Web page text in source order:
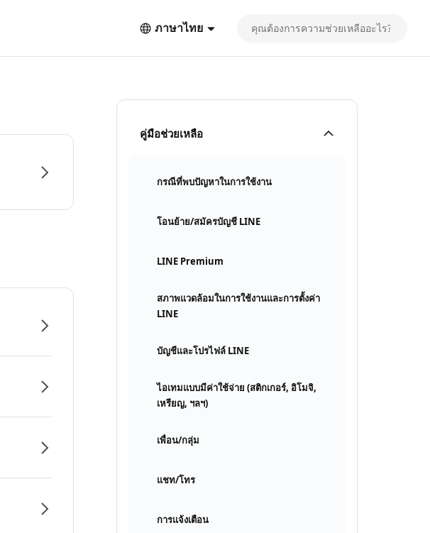
ภาษาไทย
คู่มือช่วยเหลือ
กรณีที่พบปัญหาในการใช้งาน
โอนย้าย/สมัครบัญชี LINE
LINE Premium
สภาพแวดล้อมในการใช้งานและการตั้งค่า
LINE
บัญชีและโปรไฟล์ LINE
ไอเทมแบบมีค่าใช้จ่าย (สติกเกอร์, อิโมจิ,
เหรียญ, ฯลฯ)
เพื่อน/กลุ่ม
แชท/โทร
การแจ้งเตือน